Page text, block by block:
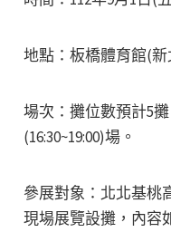
地點：板橋體育館(新
場次：攤位數預計5攤
(16:30~19:00)場。
參展對象：北北基桃
現場展覽設攤，內容